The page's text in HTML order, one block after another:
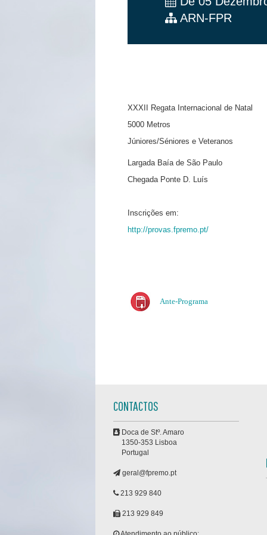
ARN-FPR
XXXII Regata Internacional de Natal
5000 Metros
Júniores/Séniores e Veteranos
Largada Baía de São Paulo
Chegada Ponte D. Luís
Inscrições em:
http://provas.fpremo.pt/
Ante-Programa
CONTACTOS
Doca de Stº. Amaro
1350-353 Lisboa
Portugal
geral@fpremo.pt
213 929 840
213 929 849